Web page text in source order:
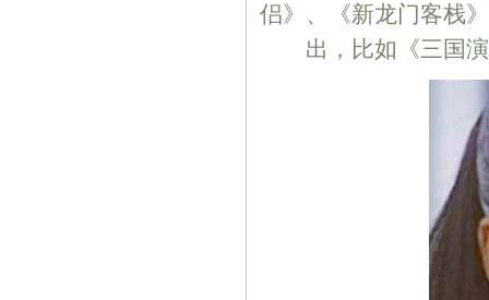
侣》、《新龙门客栈
出，比如《三国